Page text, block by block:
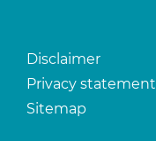
Disclaimer
Privacy statement
Sitemap